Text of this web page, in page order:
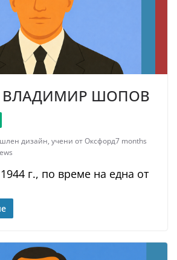
ВЛАДИМИР ШОПОВ
дизайн, учени от Оксфорд7 months
г., по време на една от